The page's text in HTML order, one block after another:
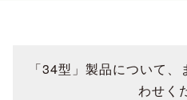
「34型」製品について
わせく